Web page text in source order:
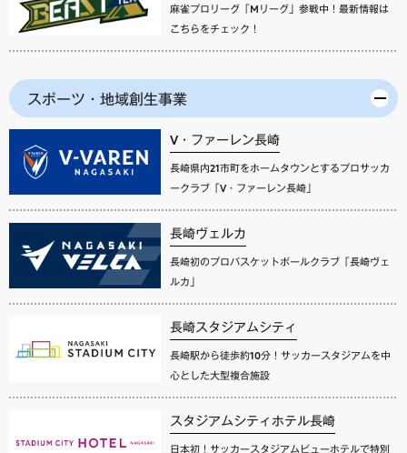
麻雀プロリーグ「Mリーグ」参戦中！最新情報は
こちらをチェック！
スポーツ・地域創生事業
V・ファーレン長崎
長崎県内21市町をホームタウンとするプロサッカ
ークラブ「V・ファーレン長崎」
長崎ヴェルカ
長崎初のプロバスケットボールクラブ「長崎ヴェ
ルカ」
長崎スタジアムシティ
長崎駅から徒歩約10分！サッカースタジアムを中
心とした大型複合施設
スタジアムシティホテル長崎
日本初！サッカースタジアムビューホテルで特別